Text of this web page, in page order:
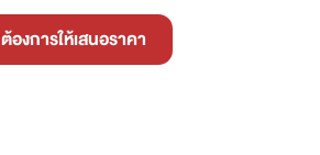
ต้องการให้เสนอราคา